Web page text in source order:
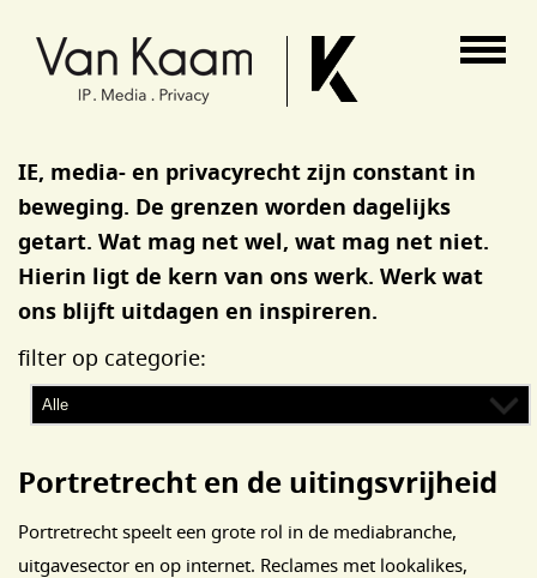
IE, media- en privacyrecht zijn constant in
beweging. De grenzen worden dagelijks
getart. Wat mag net wel, wat mag net niet.
Hierin ligt de kern van ons werk. Werk wat
ons blijft uitdagen en inspireren.
filter op categorie:
Portretrecht en de uitingsvrijheid
Portretrecht speelt een grote rol in de mediabranche,
uitgavesector en op internet. Reclames met lookalikes,